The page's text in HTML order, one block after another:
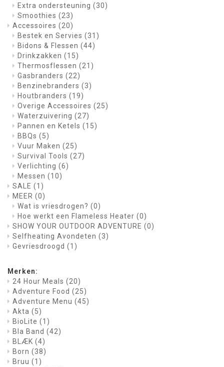
Extra ondersteuning (30)
Smoothies (23)
Accessoires (20)
Bestek en Servies (31)
Bidons & Flessen (44)
Drinkzakken (15)
Thermosflessen (21)
Gasbranders (22)
Benzinebranders (3)
Houtbranders (19)
Overige Accessoires (25)
Waterzuivering (27)
Pannen en Ketels (15)
BBQs (5)
Vuur Maken (25)
Survival Tools (27)
Verlichting (6)
Messen (10)
SALE (1)
MEER (0)
Wat is vriesdrogen? (0)
Hoe werkt een Flameless Heater (0)
SHOW YOUR OUTDOOR ADVENTURE (0)
Selfheating Avondeten (3)
Gevriesdroogd (1)
Merken:
24 Hour Meals (20)
Adventure Food (25)
Adventure Menu (45)
Akta (5)
BioLite (1)
Bla Band (42)
BLÆK (4)
Born (38)
Bruu (1)